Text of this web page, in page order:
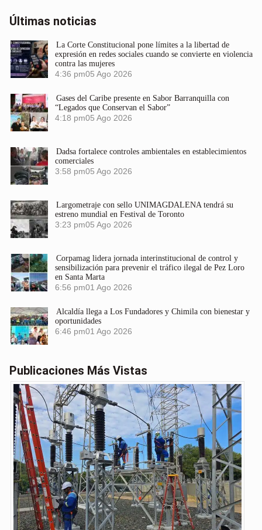
Últimas noticias
La Corte Constitucional pone límites a la libertad de
expresión en redes sociales cuando se convierte en violencia
contra las mujeres
4:36 pm05 Ago 2026
Gases del Caribe presente en Sabor Barranquilla con
“Legados que Conservan el Sabor”
4:18 pm05 Ago 2026
Dadsa fortalece controles ambientales en establecimientos
comerciales
3:58 pm05 Ago 2026
Largometraje con sello UNIMAGDALENA tendrá su
estreno mundial en Festival de Toronto
3:23 pm05 Ago 2026
Corpamag lidera jornada interinstitucional de control y
sensibilización para prevenir el tráfico ilegal de Pez Loro
en Santa Marta
6:56 pm01 Ago 2026
Alcaldía llega a Los Fundadores y Chimila con bienestar y
oportunidades
6:46 pm01 Ago 2026
Publicaciones Más Vistas